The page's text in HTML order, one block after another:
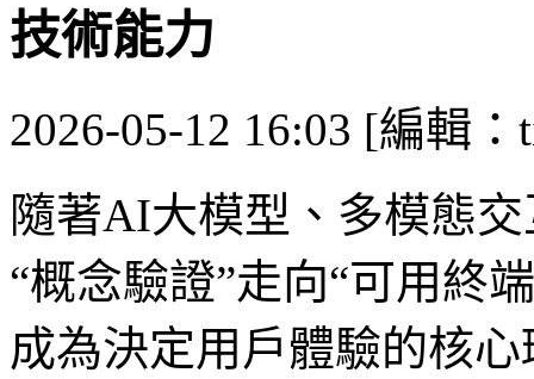
技術能力
2026-05-12 16:03 [編輯：
隨著AI大模型、多模態
“概念驗證”走向“可用終
成為決定用戶體驗的核